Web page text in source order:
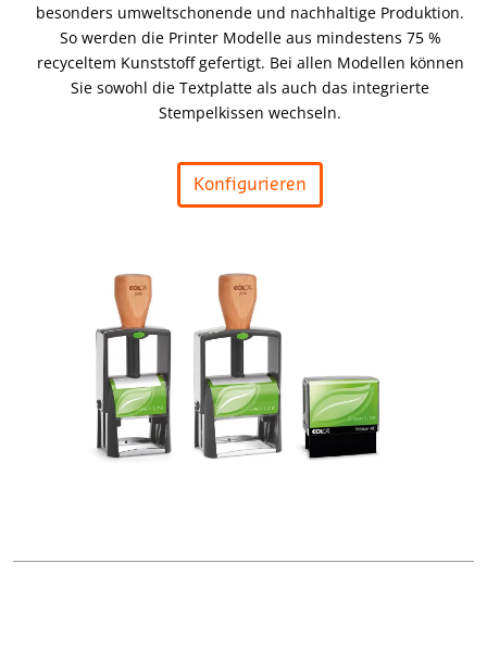
besonders umweltschonende und nachhaltige Produktion.
So werden die Printer Modelle aus mindestens 75 %
recyceltem Kunststoff gefertigt. Bei allen Modellen können
Sie sowohl die Textplatte als auch das integrierte
Stempelkissen wechseln.
Konfigurieren